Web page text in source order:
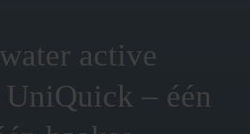
active
– één